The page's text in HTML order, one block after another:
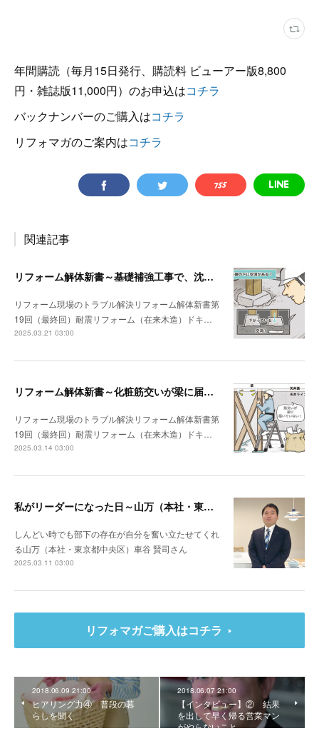
年間購読（毎月15日発行、購読料 ビューアー版8,800
円・雑誌版11,000円）のお申込はコチラ
バックナンバーのご購入はコチラ
リフォマガのご案内はコチラ
関連記事
リフォーム解体新書～基礎補強工事で、沈んでいる独立基礎を発見
リフォーム現場のトラブル解決リフォーム解体新書第
19回（最終回）耐震リフォーム（在来木造）ドキ…
2025.03.21 03:00
リフォーム解体新書～化粧筋交いが梁に届いていなかった
リフォーム現場のトラブル解決リフォーム解体新書第
19回（最終回）耐震リフォーム（在来木造）ドキ…
2025.03.14 03:00
私がリーダーになった日～山万（本社・東京都中央区）車谷 賢司さん
しんどい時でも部下の存在が自分を奮い立たせてくれ
る山万（本社・東京都中央区）車谷 賢司さん
2025.03.11 03:00
リフォマガご購入はコチラ
2018.06.09 21:00
ヒアリング力④ 普段の暮
らしを聞く
2018.06.07 21:00
【インタビュー】② 結果
を出して早く帰る営業マン
がやらないこと